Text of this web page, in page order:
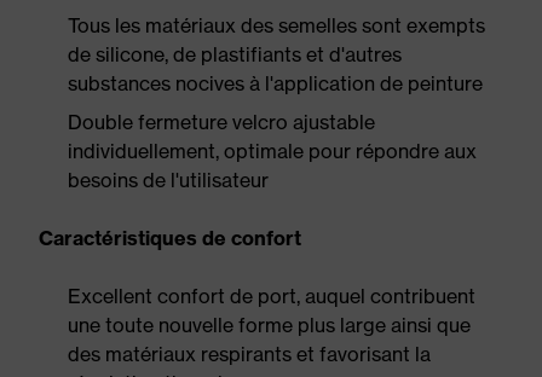
Tous les matériaux des semelles sont exempts
de silicone, de plastifiants et d'autres
substances nocives à l'application de peinture
Double fermeture velcro ajustable
individuellement, optimale pour répondre aux
besoins de l'utilisateur
Caractéristiques de confort
Excellent confort de port, auquel contribuent
une toute nouvelle forme plus large ainsi que
des matériaux respirants et favorisant la